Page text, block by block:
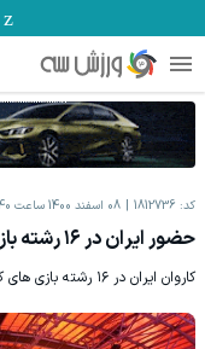
کد: 1812736 08 اسفند 1400 ساعت 09:40
حضور ایران در ۱۶ رشته بازی های کشورهای اسلامی
کاروان ایران در ۱۶ رشته بازی های کشورهای اسلامی ترکیه شرکت خواهد کرد.